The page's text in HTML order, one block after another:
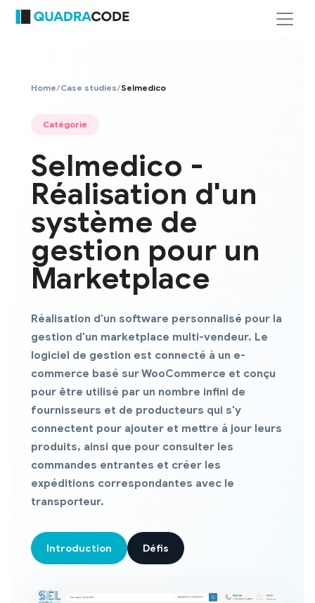
Home/Case studies/Selmedico
Catégorie
Selmedico -
Réalisation d'un
système de
gestion pour un
Marketplace
Réalisation d'un software personnalisé pour la
gestion d'un marketplace multi-vendeur. Le
logiciel de gestion est connecté à un e-
commerce basé sur WooCommerce et conçu
pour être utilisé par un nombre infini de
fournisseurs et de producteurs qui s'y
connectent pour ajouter et mettre à jour leurs
produits, ainsi que pour consulter les
commandes entrantes et créer les
expéditions correspondantes avec le
transporteur.
Introduction Défis